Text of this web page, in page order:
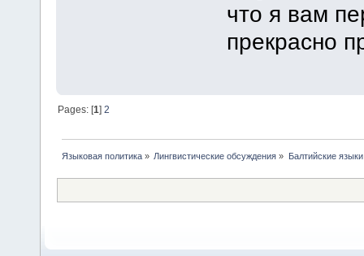
что я вам
прекрасно
Pages: [1]2
Языковая политика» Лингвистические обсуждения » Балтийские языки